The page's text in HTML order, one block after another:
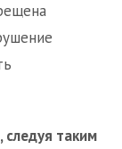
таким